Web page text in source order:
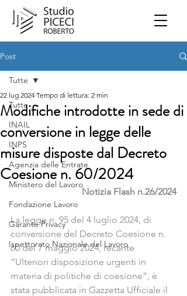
Post
Tutte
INAIL
INPS
Agenzia delle Entrate
Ministero del Lavoro
Fondazione Lavoro
Garante Privacy
Ispettorato Nazionale del Lavoro
Tutte
Modifiche introdotte in sede di
conversione in legge delle
misure disposte dal Decreto
Coesione n. 60/2024
22 lug 2024 Tempo di lettura: 2 min
Notizia Flash n.26/2024
La legge n. 95 del 4 luglio 2024, di
conversione del Decreto Coesione n.
60 del 7 maggio 2024, recante
“Ulteriori disposizione urgenti in
materia di politiche di coesione”, è
stata pubblicata in Gazzetta Ufficiale il